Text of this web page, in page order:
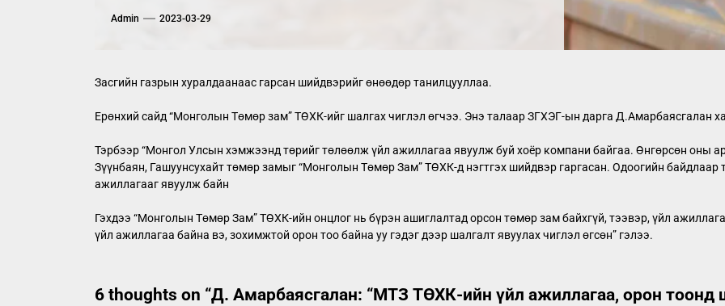
Admin 2023-03-29
Засгийн газрын хуралдаанаас гарсан шийдвэрийг өнөөдөр танилцууллаа.
Ерөнхий сайд “Монголын Төмөр зам” ТӨХК-ийг шалгах чиглэл өгчээ. Энэ талаар ЗГХЭГ-ын дарга Д.Амарбаясгалан
Тэрбээр “Монгол Улсын хэмжээнд төрийг төлөөлж үйл ажиллагаа явуулж буй хоёр компани байгаа. Өнгөрсөн оны
Зүүнбаян, Гашуунсухайт төмөр замыг “Монголын Төмөр Зам” ТӨХК-д нэгтгэх шийдвэр гаргасан. Одоогийн байдлаар
ажиллагааг явуулж байн
Гэхдээ “Монголын Төмөр Зам” ТӨХК-ийн онцлог нь бүрэн ашиглалтад орсон төмөр зам байхгүй, тээвэр, үйл
үйл ажиллагаа байна вэ, зохимжтой орон тоо байна уу гэдэг дээр шалгалт явуулах чиглэл өгсөн” гэлээ.
6 thoughts on “Д. Амарбаясгалан: “МТЗ ТӨХК-ийн үйл ажиллагаа, орон тоонд